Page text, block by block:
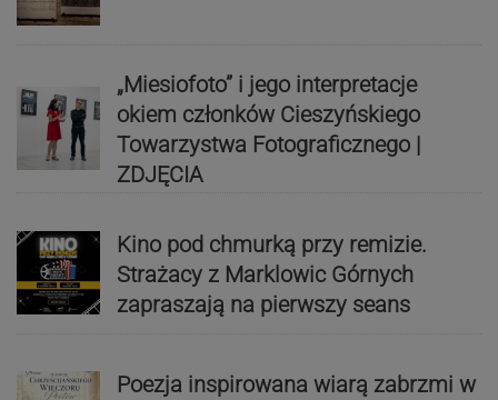
„Miesiofoto” i jego interpretacje
okiem członków Cieszyńskiego
Towarzystwa Fotograficznego |
ZDJĘCIA
Kino pod chmurką przy remizie.
Strażacy z Marklowic Górnych
zapraszają na pierwszy seans
Poezja inspirowana wiarą zabrzmi w